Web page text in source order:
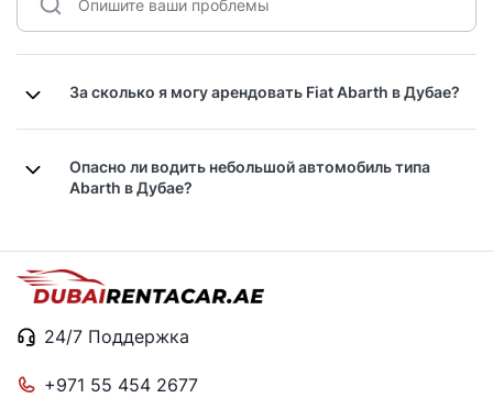
За сколько я могу арендовать Fiat Abarth в Дубае?
Опасно ли водить небольшой автомобиль типа
Abarth в Дубае?
24/7 Поддержка
+971 55 454 2677